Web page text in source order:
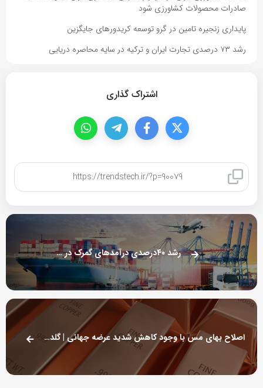
صادرات محصولات کشاورزی شود
پایداری زنجیره تامین در گرو توسعه کریدورهای جایگزین
رشد ۷۳ درصدی تجارت ایران و ترکیه در سایه محاصره دریایی
اشتراک گذاری
کپی لینک
رشد ۴۰درصدی درآمدهای گمرک در ۱۰۰ روز اخیر
اصلاح بهای مس با وجود کاهش شدید عرضه جهانی | گلدمن ساکس از روند قیمت در سال ۲۰۲۶ می گوید